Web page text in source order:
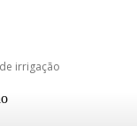
irrigação